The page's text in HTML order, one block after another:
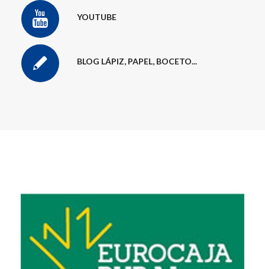
YOUTUBE
BLOG LÁPIZ, PAPEL, BOCETO...